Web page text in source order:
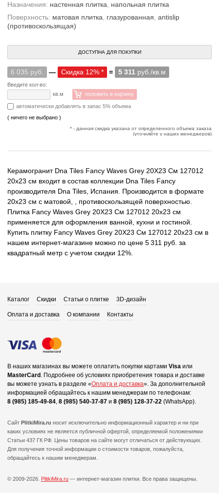
Назначения: настенная плитка
напольная плитка
Поверхность: матовая плитка глазурованная antislip
(противоскользящая)
ДОСТУПНА ДЛЯ ПОКУПКИ
6 035 руб. — Скидка 12% * = 5 311 руб./кв.м
Введите кол-во:
кв.м
положить в корзину
автоматически добавлять в запас 5% объема
( ничего не выбрано )
* - данная скидка указана от определенного объема заказа
(уточняйте у наших менеджеров)
Керамогранит Dna Tiles Fancy Waves Grey 20X23 См 127012
20x23 см входит в состав коллекции Dna Tiles Fancy
производителя Dna Tiles, Испания. Производится в формате
20x23 см с матовой, , противоскользящей поверхностью.
Плитка Fancy Waves Grey 20X23 См 127012 20x23 см
применяется для оформления ванной, кухни и гостиной.
Купить плитку Fancy Waves Grey 20X23 См 127012 20x23 см в
нашем интернет-магазине можно по цене 5 311 руб. за
квадратный метр с учетом скидки 12%.
Каталог Скидки Статьи о плитке 3D-дизайн
Оплата и доставка О компании Контакты
В наших магазинах вы можете оплатить покупки картами Visa или
MasterCard . Подробнее об условиях приобретения товара и доставке
вы можете узнать в разделе «Оплата и доставка». За дополнительной
информацией обращайтесь к нашим менеджерам по телефонам:
8 (985) 185-49-84, 8 (985) 540-37-87 и 8 (985) 128-37-22 (WhatsApp).
Сайт PlitkiMira.ru носит исключительно информационный характер и ни при
каких условиях не является публичной офертой, определяемой положениями
Статьи 437 ГК РФ. Цены товаров на сайте могут отличаться от действующих.
Для получения точной информации о стоимости товаров, пожалуйста,
обращайтесь к нашим менеджерам.
© 2009-2026. PlitkiMira.ru — интернет-магазин плитки. Все права защищены.